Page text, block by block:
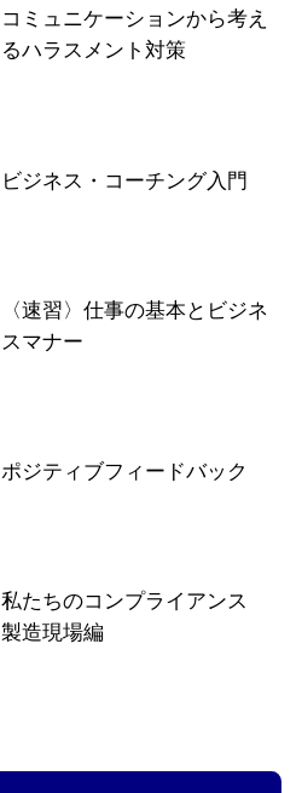
コミュニケーションから考え
るハラスメント対策
ビジネス・コーチング入門
〈速習〉仕事の基本とビジネ
スマナー
ポジティブフィードバック
私たちのコンプライアンス
製造現場編